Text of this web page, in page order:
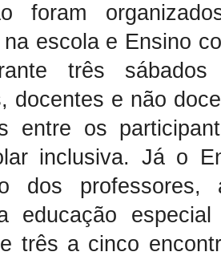
foram
escola e Ensino
três
docentes e não
entre os
inclusiva. Já o
dos
educação
três a cinco